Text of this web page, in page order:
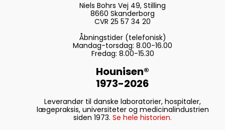
Niels Bohrs Vej 49, Stilling
8660 Skanderborg
CVR 25 57 34 20
Åbningstider (telefonisk)
Mandag-torsdag: 8.00-16.00
Fredag: 8.00-15.30
Hounisen®
1973-2026
Leverandør til danske laboratorier, hospitaler,
lægepraksis, universiteter og medicinalindustrien
siden 1973. Se hele historien.